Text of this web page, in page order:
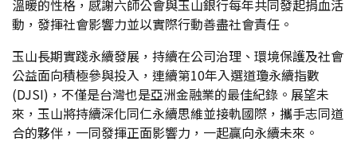
溫暖的性格，感謝六師公會與玉山銀行每年共同發起捐血活
動，發揮社會影響力並以實際行動善盡社會責任。
玉山長期實踐永續發展，持續在公司治理、環境保護及社會
公益面向積極參與投入，連續第10年入選道瓊永續指數
(DJSI)，不僅是台灣也是亞洲金融業的最佳紀錄。展望未
來，玉山將持續深化同仁永續思維並接軌國際，攜手志同道
合的夥伴，一同發揮正面影響力，一起贏向永續未來。